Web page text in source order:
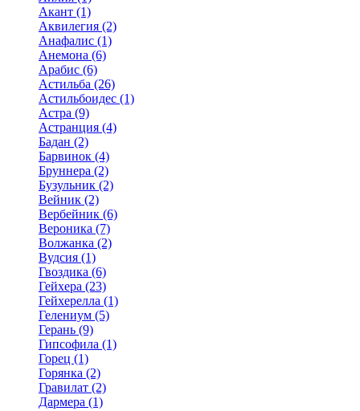
Акант (1)
Аквилегия (2)
Анафалис (1)
Анемона (6)
Арабис (6)
Астильба (26)
Астильбоидес (1)
Астра (9)
Астранция (4)
Бадан (2)
Барвинок (4)
Бруннера (2)
Бузульник (2)
Вейник (2)
Вербейник (6)
Вероника (7)
Волжанка (2)
Вудсия (1)
Гвоздика (6)
Гейхера (23)
Гейхерелла (1)
Гелениум (5)
Герань (9)
Гипсофила (1)
Горец (1)
Горянка (2)
Гравилат (2)
Дармера (1)